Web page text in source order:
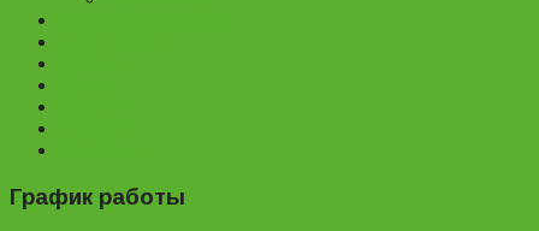
График работы